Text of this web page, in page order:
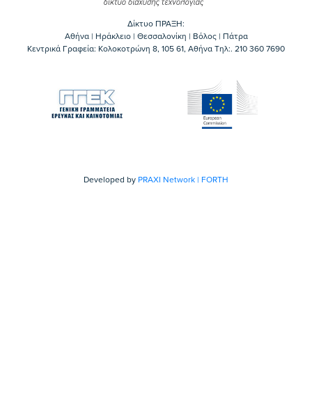
Δίκτυο ΠΡΑΞΗ:
Αθήνα | Ηράκλειο | Θεσσαλονίκη | Βόλος | Πάτρα
Κεντρικά Γραφεία: Kολοκοτρώνη 8, 105 61, Αθήνα Τηλ:. 210 360 7690
Developed by PRAXI Network | FORTH